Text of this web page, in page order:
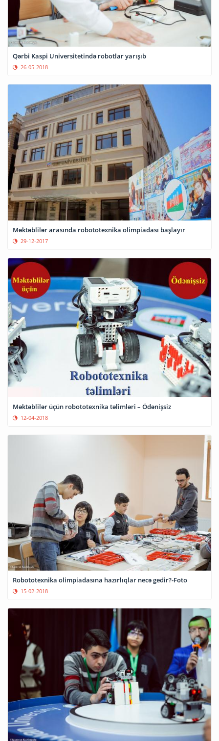
Qərbi Kaspi Universitetində robotlar yarışıb
26-05-2018
Məktəblilər arasında robototexnika olimpiadası başlayır
29-12-2017
Məktəblilər üçün robototexnika təlimləri – Ödənişsiz
12-04-2018
Robototexnika olimpiadasına hazırlıqlar necə gedir?-Foto
15-02-2018